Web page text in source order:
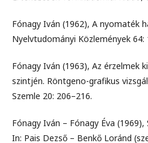
Fónagy Iván (1962), A nyomaték
Nyelvtudományi Közlemények 64:
Fónagy Iván (1963), Az érzelmek
szintjén. Röntgeno-grafikus
Szemle 20: 206–216.
Fónagy Iván – Fónagy Éva
In: Pais Dezső – Benkő Loránd